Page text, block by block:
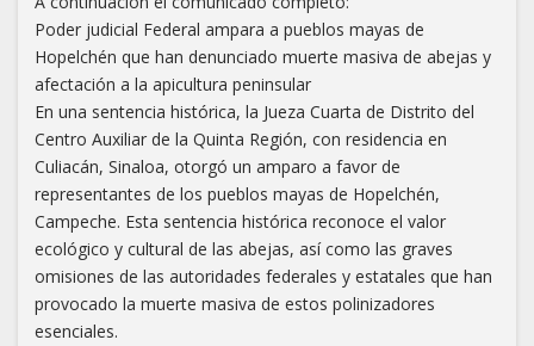
Poder judicial Federal ampara a pueblos mayas de
Hopelchén que han denunciado muerte masiva de abejas y
afectación a la apicultura peninsular
En una sentencia histórica, la Jueza Cuarta de Distrito del
Centro Auxiliar de la Quinta Región, con residencia en
Culiacán, Sinaloa, otorgó un amparo a favor de
representantes de los pueblos mayas de Hopelchén,
Campeche. Esta sentencia histórica reconoce el valor
ecológico y cultural de las abejas, así como las graves
omisiones de las autoridades federales y estatales que han
provocado la muerte masiva de estos polinizadores
esenciales.